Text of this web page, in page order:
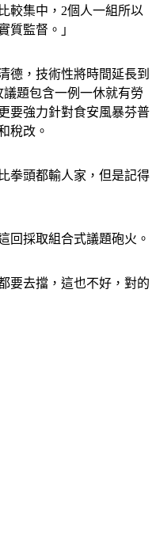
較集中，2個人一組所以
質監督。」
德，技術性將時間延長到
題包含一例一休就有勞
要強力針對食安風暴芬普
稅改。
拳頭都輸人家，但是記得
回採取組合式議題砲火。
要去擋，這也不好，對的